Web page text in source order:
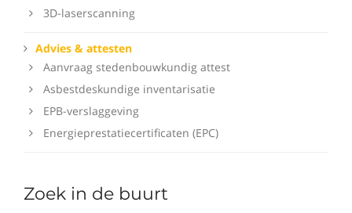
3D-laserscanning
Advies & attesten
Aanvraag stedenbouwkundig attest
Asbestdeskundige inventarisatie
EPB-verslaggeving
Energieprestatiecertificaten (EPC)
Zoek in de buurt